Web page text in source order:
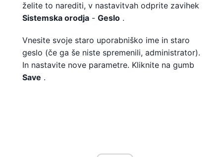
želite to narediti, v nastavitvah odprite zavihek
Sistemska orodja - Geslo .
Vnesite svoje staro uporabniško ime in staro
geslo (če ga še niste spremenili, administrator).
In nastavite nove parametre. Kliknite na gumb
Save .